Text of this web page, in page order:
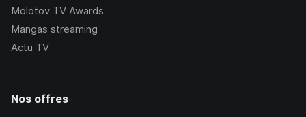
Molotov TV Awards
Mangas streaming
Actu TV
Nos offres